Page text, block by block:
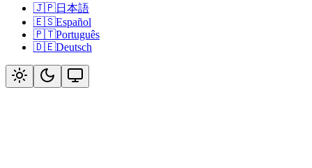
🇯🇵日本語
🇪🇸Español
🇵🇹Português
🇩🇪Deutsch